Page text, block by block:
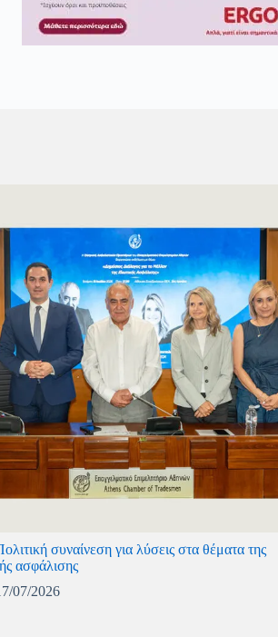
συναίνεση για λύσεις στα θέματα της
ασφάλισης
07/2026